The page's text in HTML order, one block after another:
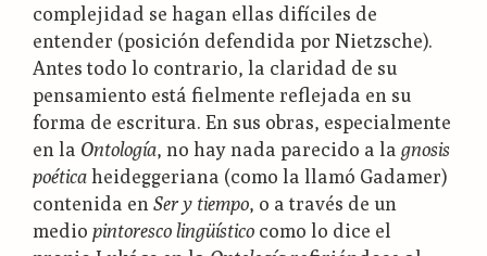
complejidad se hagan ellas difíciles de
entender (posición defendida por Nietzsche).
Antes todo lo contrario, la claridad de su
pensamiento está fielmente reflejada en su
forma de escritura. En sus obras, especialmente
en la Ontología, no hay nada parecido a lagnosis
poéticaheideggeriana (como la llamó Gadamer)
contenida enSer y tiempo, o a través de un
mediopintoresco lingüístico como lo dice el